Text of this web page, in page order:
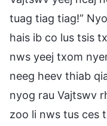
tuag tiag tiag!”
hais ib co lus tsis
nws yeej txom
neeg heev thiab
nyog rau Vajtswv
zoo li nws tus ces